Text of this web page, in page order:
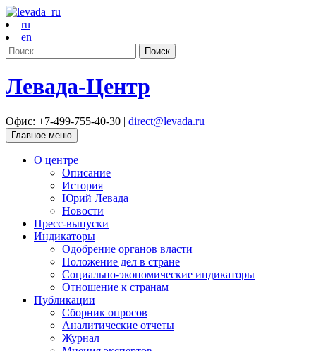
ru
en
Найти:
Левада-Центр
Офис: +7-499-755-40-30 | direct@levada.ru
Главное меню
О центре
Описание
История
Юрий Левада
Новости
Пресс-выпуски
Индикаторы
Одобрение органов власти
Положение дел в стране
Социально-экономические индикаторы
Отношение к странам
Публикации
Сборник опросов
Аналитические отчеты
Журнал